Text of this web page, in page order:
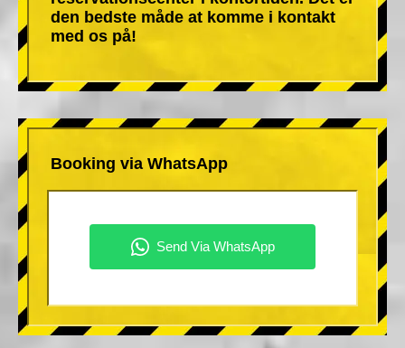
den bedste måde at komme i kontakt
med os på!
Booking via WhatsApp